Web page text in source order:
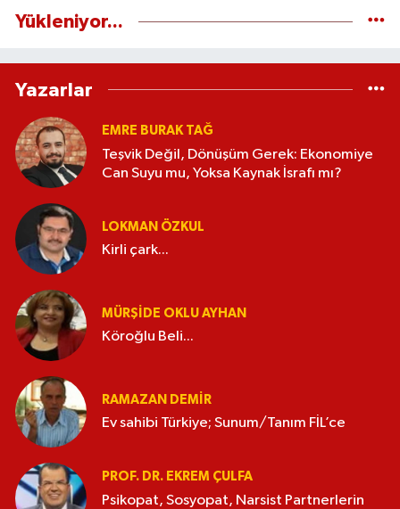
Yükleniyor...
Yazarlar
EMRE BURAK TAĞ
Teşvik Değil, Dönüşüm Gerek: Ekonomiye
Can Suyu mu, Yoksa Kaynak İsrafı mı?
LOKMAN ÖZKUL
Kirli çark...
MÜRŞIDE OKLU AYHAN
Köroğlu Beli...
RAMAZAN DEMİR
Ev sahibi Türkiye; Sunum/Tanım FİL’ce
PROF. DR. EKREM ÇULFA
Psikopat, Sosyopat, Narsist Partnerlerin